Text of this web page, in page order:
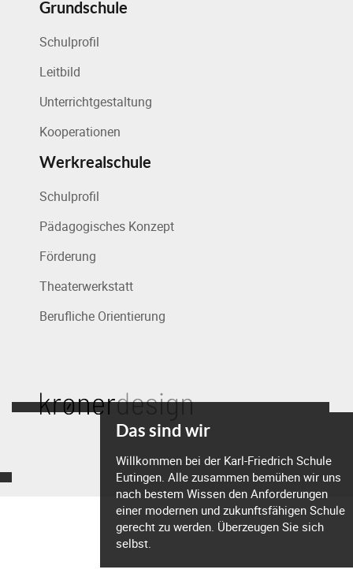
Das sind wir
Willkommen bei der Karl-Friedrich Schule
Eutingen. Alle zusammen bemühen wir uns
nach bestem Wissen den Anforderungen
einer modernen und zukunftsfähigen Schule
gerecht zu werden. Überzeugen Sie sich
selbst.
Grundschule
Schulprofil
Leitbild
Unterrichtgestaltung
Kooperationen
Werkrealschule
Schulprofil
Pädagogisches Konzept
Förderung
Theaterwerkstatt
Berufliche Orientierung